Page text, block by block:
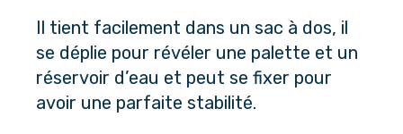
Il tient facilement dans un sac à dos, il
se déplie pour révéler une palette et un
réservoir d’eau et peut se fixer pour
avoir une parfaite stabilité.